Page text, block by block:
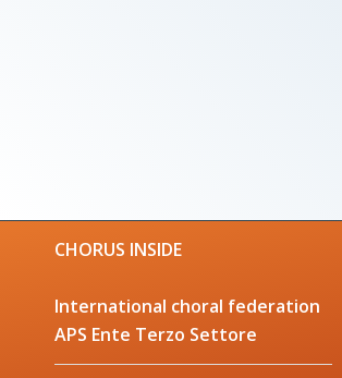
CHORUS INSIDE
International choral federation
APS Ente Terzo Settore